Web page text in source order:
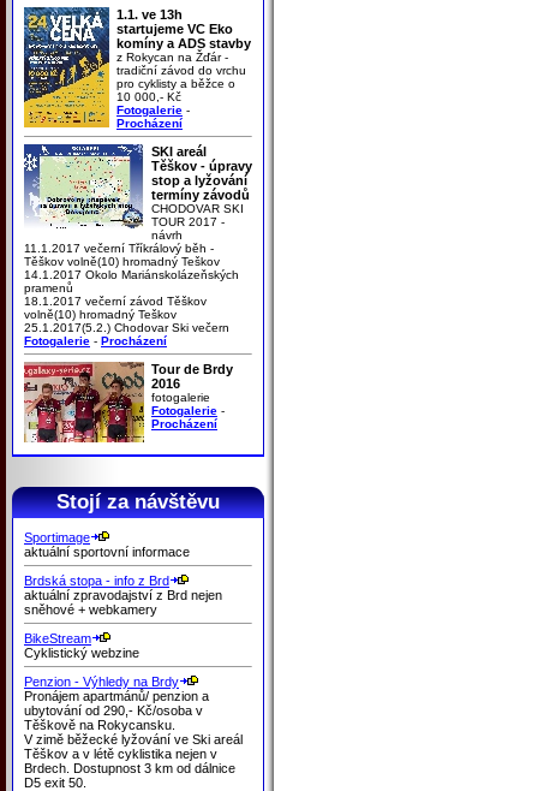
1.1. ve 13h
startujeme VC Eko
komíny a ADS stavby
z Rokycan na Žďár -
tradiční závod do vrchu
pro cyklisty a běžce o
10 000,- Kč
Fotogalerie -
Procházení
SKI areál
Těškov - úpravy
stop a lyžování
termíny závodů
CHODOVAR SKI
TOUR 2017 -
návrh
11.1.2017 večerní Tříkrálový běh -
Těškov volně(10) hromadný Teškov
14.1.2017 Okolo Mariánskolázeňských
pramenů
18.1.2017 večerní závod Těškov
volně(10) hromadný Teškov
25.1.2017(5.2.) Chodovar Ski večern
Fotogalerie - Procházení
Tour de Brdy
2016
fotogalerie
Fotogalerie -
Procházení
Stojí za návštěvu
Sportimage
aktuální sportovní informace
Brdská stopa - info z Brd
aktuální zpravodajství z Brd nejen
sněhové + webkamery
BikeStream
Cyklistický webzine
Penzion - Výhledy na Brdy
Pronájem apartmánů/ penzion a
ubytování od 290,- Kč/osoba v
Těškově na Rokycansku.
V zimě běžecké lyžování ve Ski areál
Těškov a v létě cyklistika nejen v
Brdech. Dostupnost 3 km od dálnice
D5 exit 50.